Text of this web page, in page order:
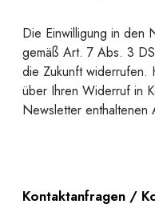
Die Einwilligung in den
gemäß Art. 7 Abs. 3
die Zukunft widerrufen.
über Ihren Widerruf in
Newsletter enthaltenen
Kontaktanfragen /